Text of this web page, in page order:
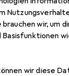
wir, um
Basisfunktionen
wir diese
EUR
140,30